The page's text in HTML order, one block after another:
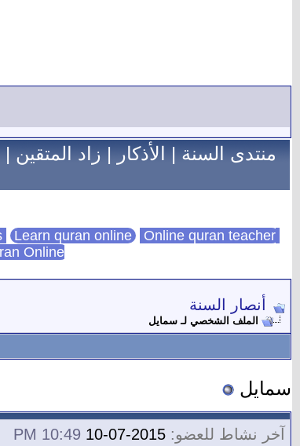
منتدى السنة|الأذكار|زاد المتقين|
Learn quran online Online quran teacher
Online
أنصار السنة
الملف الشخصي لـ سمايل
سمايل
آخر نشاط للعضو: 10:49 PM